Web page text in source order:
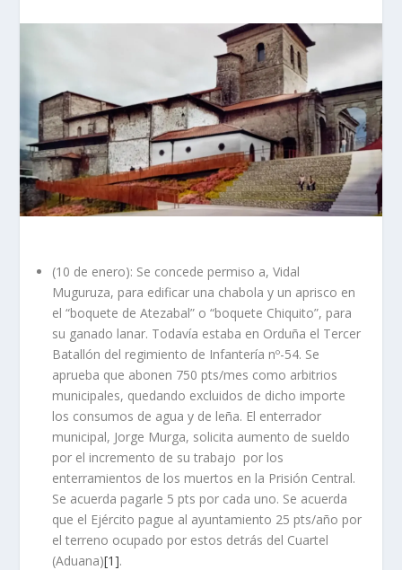
(10 de enero): Se concede permiso a, Vidal
Muguruza, para edificar una chabola y un aprisco en
el “boquete de Atezabal” o “boquete Chiquito”, para
su ganado lanar. Todavía estaba en Orduña el Tercer
Batallón del regimiento de Infantería nº-54. Se
aprueba que abonen 750 pts/mes como arbitrios
municipales, quedando excluidos de dicho importe
los consumos de agua y de leña. El enterrador
municipal, Jorge Murga, solicita aumento de sueldo
por el incremento de su trabajo por los
enterramientos de los muertos en la Prisión Central.
Se acuerda pagarle 5 pts por cada uno. Se acuerda
que el Ejército pague al ayuntamiento 25 pts/año por
el terreno ocupado por estos detrás del Cuartel
(Aduana)[1].